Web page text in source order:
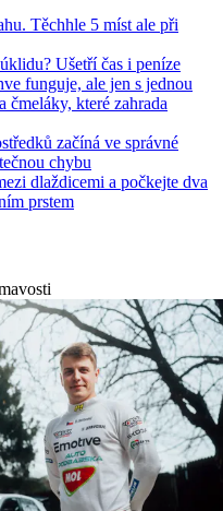
Těchhle 5 míst ale při
Ušetří čas i peníze
funguje, ale jen s jednou
čmeláky, které zahrada
začíná ve správné
chybu
dlaždicemi a počkejte dva
prstem